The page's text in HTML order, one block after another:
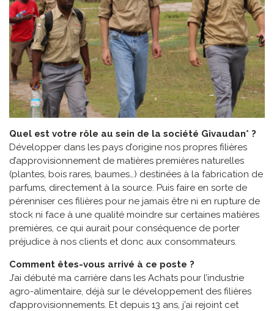
Quel est votre rôle au sein de la société Givaudan* ?
Développer dans les pays d’origine nos propres filières
d’approvisionnement de matières premières naturelles
(plantes, bois rares, baumes…) destinées à la fabrication de
parfums, directement à la source. Puis faire en sorte de
pérenniser ces filières pour ne jamais être ni en rupture de
stock ni face à une qualité moindre sur certaines matières
premières, ce qui aurait pour conséquence de porter
préjudice à nos clients et donc aux consommateurs.
Comment êtes-vous arrivé à ce poste ?
J’ai débuté ma carrière dans les Achats pour l’industrie
agro-alimentaire, déjà sur le développement des filières
d’approvisionnements. Et depuis 13 ans, j’ai rejoint cet